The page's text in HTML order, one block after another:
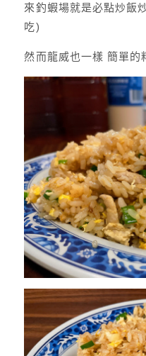
來釣蝦場就是必點炒飯
吃)
然而龍威也一樣 簡單的